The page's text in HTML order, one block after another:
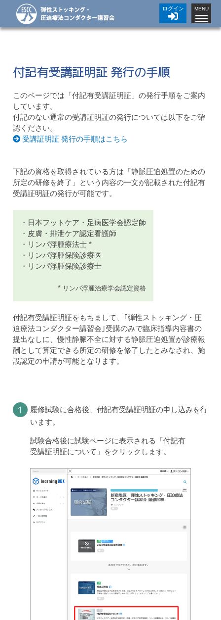
MENU
ログイン
付記有受講証明証 発行の手順
このページでは「付記有受講証明証」の発行手順をご案内
しています。
付記のない通常の受講証明証の発行については以下をご確
認ください。
受講証明証 発行の手順はこちら
下記の資格を取得されている方は「静脈圧迫処置のための
所定の研修を終了」という内容の一文が記載された付記有
受講証明証の発行が可能です。
・日本フットケア・足病医学会認定師
・皮膚・排泄ケア認定看護師
・リンパ浮腫療法士 *
・リンパ浮腫保険診療医
・リンパ浮腫保険診療士
* リンパ浮腫治療学会認定資格
付記有受講証明証をもちまして、｢弾性ストッキング・圧
迫療法コンダクター講習会｣受講のみで臨床指導内容書の
提出なしに、慢性静脈不全に対する静脈圧迫処置が診療報
酬として算定できる所定の研修を修了したとみなされ、施
設認定の申請が可能となります。
１
履修試験に合格後、付記有受講証明証の申し込みを行
います。
試験合格後に試験ページに表示される「付記有
受講証明証について」をクリックします。